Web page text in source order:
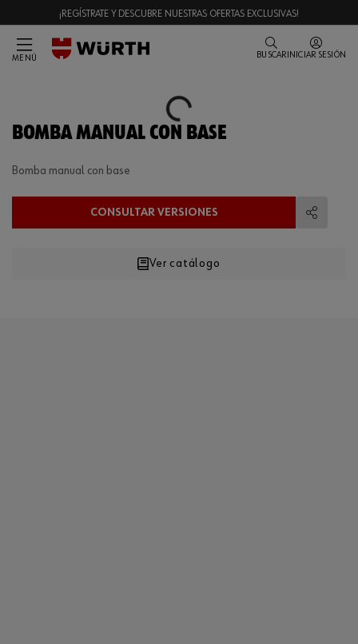
¡REGÍSTRATE Y DESCUBRE NUESTRAS OFERTAS EXCLUSIVAS!
MENÚ BUSCAR INICIAR SESIÓN
Loading...
BOMBA MANUAL CON BASE
Bomba manual con base
CONSULTAR VERSIONES
Ver catálogo